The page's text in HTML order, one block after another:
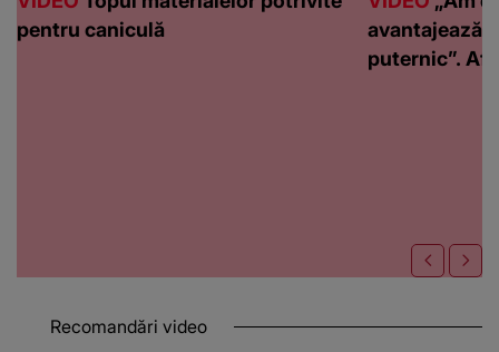
pentru caniculă
avantajează
puternic”.
Recomandări video